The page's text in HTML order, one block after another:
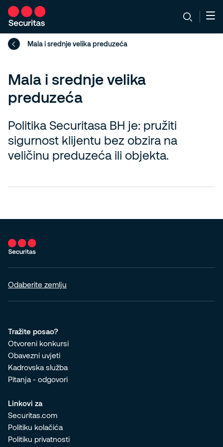
Mala i srednje velika preduzeća
Mala i srednje velika
preduzeća
Politika Securitasa BH je: pružiti
sigurnost klijentu bez obzira na
veličinu preduzeća ili objekta.
Odaberite zemlju
Tražite posao?
Otvoreni konkursi
Obavezni uvjeti
Kadrovska služba
Pitanja - odgovori
Linkovi za
Securitas.com
Politiku kolačića
Politiku privatnosti